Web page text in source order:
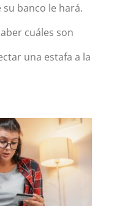
banco le hará.
cuáles son
una estafa a la